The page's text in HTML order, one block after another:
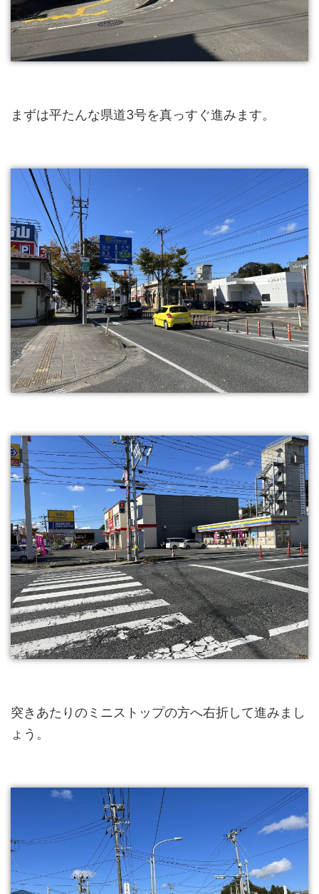
まずは平たんな県道3号を真っすぐ進みます。
突きあたりのミニストップの方へ右折して進みまし
ょう。